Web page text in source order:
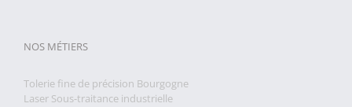
NOS MÉTIERS
Tolerie fine de précision Bourgogne
Laser Sous-traitance industrielle